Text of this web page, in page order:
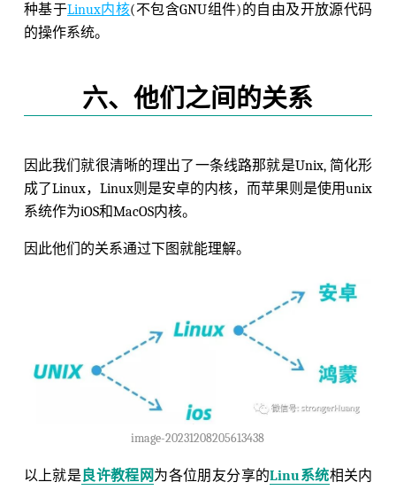
种基于Linux内核(不包含GNU组件)的自由及开放源代码
的操作系统。
六、他们之间的关系
因此我们就很清晰的理出了一条线路那就是Unix, 简化形
成了Linux，Linux则是安卓的内核，而苹果则是使用unix
系统作为iOS和MacOS内核。
因此他们的关系通过下图就能理解。
image-20231208205613438
以上就是良许教程网为各位朋友分享的Linu系统相关内